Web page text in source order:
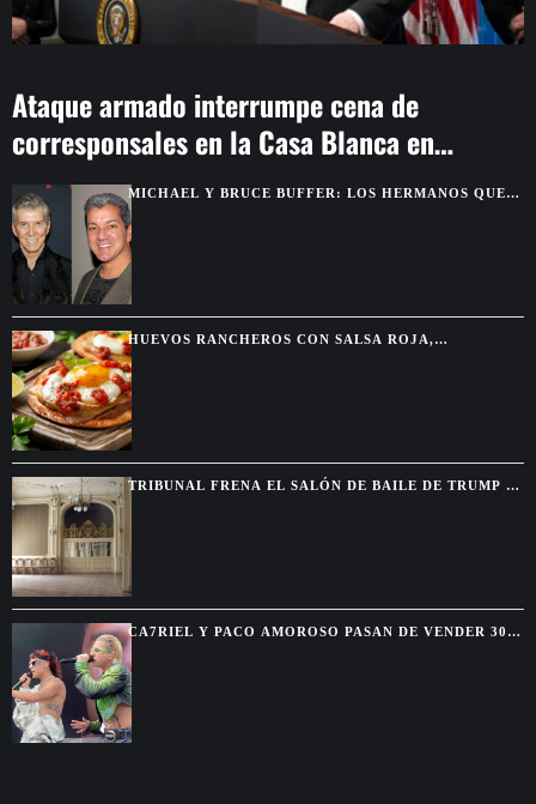
Ataque armado interrumpe cena de
corresponsales en la Casa Blanca en
WashingtonMICHAEL Y BRUCE BUFFER: LOS HERMANOS QUE
SE DESCUBRIERON GRACIAS A UNA PELEA POR
TELEVISIÓN
HUEVOS RANCHEROS CON SALSA ROJA,
TORTILLAS DORADAS Y SABOR DE DESAYUNO
MEXICANO
TRIBUNAL FRENA EL SALÓN DE BAILE DE TRUMP Y
CA7RIEL Y PACO AMOROSO PASAN DE VENDER 300
BOLETOS A REUNIR 15.000 FANS EN MÉXICO